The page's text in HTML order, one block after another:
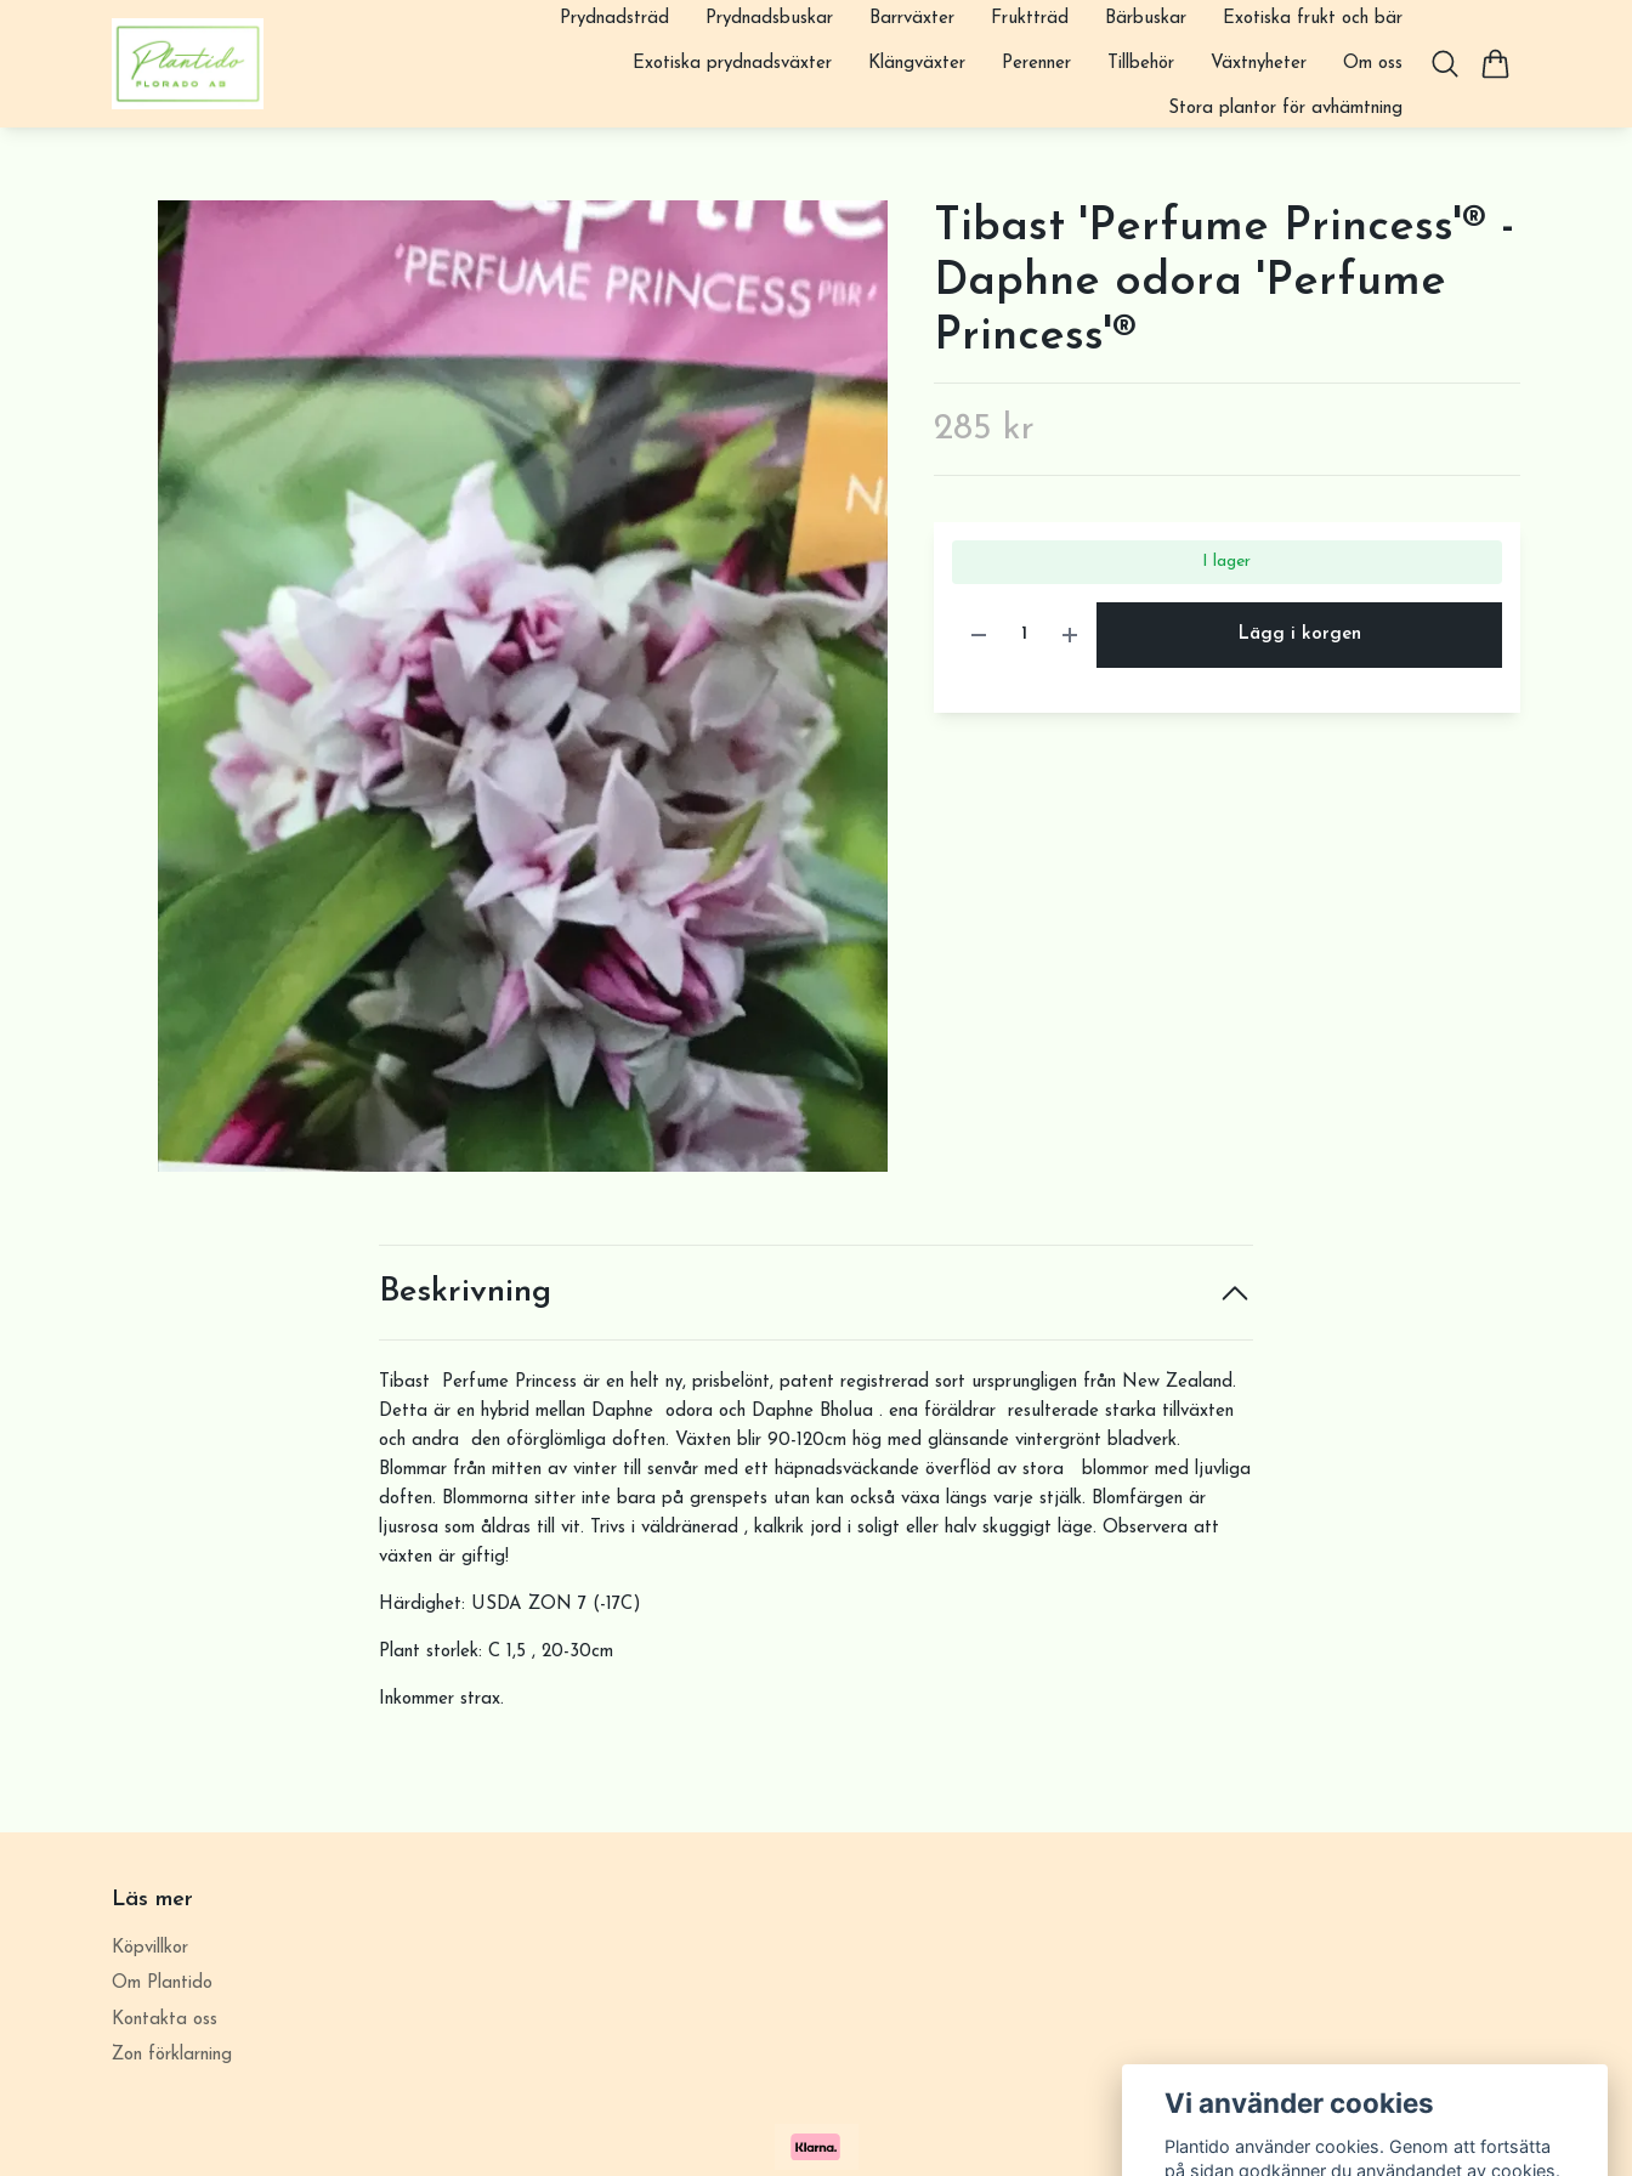
Prydnadsträd Prydnadsbuskar Barrväxter Fruktträd Bärbuskar Exotiska frukt och bär
Exotiska prydnadsväxter Klängväxter Perenner Tillbehör Växtnyheter Om oss
Stora plantor för avhämtning
Tibast 'Perfume Princess'® -
Daphne odora 'Perfume
Princess'®
285 kr
I lager
Lägg i korgen
Beskrivning
Tibast Perfume Princess är en helt ny, prisbelönt, patent registrerad sort ursprungligen från New Zealand.
Detta är en hybrid mellan Daphne odora och Daphne Bholua . ena föräldrar resulterade starka tillväxten
och andra den oförglömliga doften. Växten blir 90-120cm hög med glänsande vintergrönt bladverk.
Blommar från mitten av vinter till senvår med ett häpnadsväckande överflöd av stora blommor med ljuvliga
doften. Blommorna sitter inte bara på grenspets utan kan också växa längs varje stjälk. Blomfärgen är
ljusrosa som åldras till vit. Trivs i väldränerad , kalkrik jord i soligt eller halv skuggigt läge. Observera att
växten är giftig!
Härdighet: USDA ZON 7 (-17C)
Plant storlek: C 1,5 , 20-30cm
Inkommer strax.
Läs mer
Köpvillkor
Om Plantido
Kontakta oss
Zon förklarning
Vi använder cookies
Plantido använder cookies. Genom att fortsätta
på sidan godkänner du användandet av cookies.